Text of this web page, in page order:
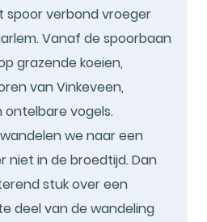
spoor verbond vroeger
Vanaf de spoorbaan
grazende koeien,
van Vinkeveen,
vogels.
we naar een
niet in de broedtijd. Dan
stuk over een
deel van de wandeling